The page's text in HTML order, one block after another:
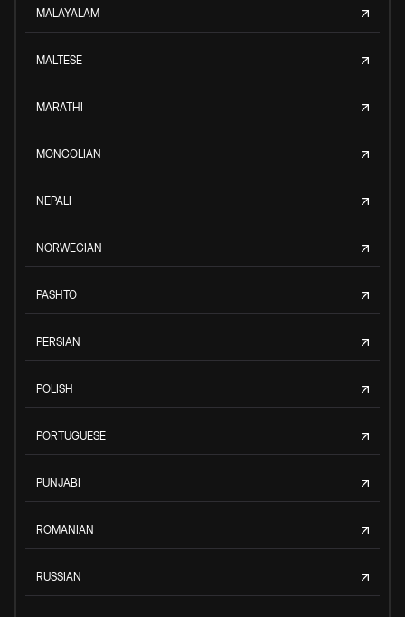
MALAYALAM
MALTESE
MARATHI
MONGOLIAN
NEPALI
NORWEGIAN
PASHTO
PERSIAN
POLISH
PORTUGUESE
PUNJABI
ROMANIAN
RUSSIAN